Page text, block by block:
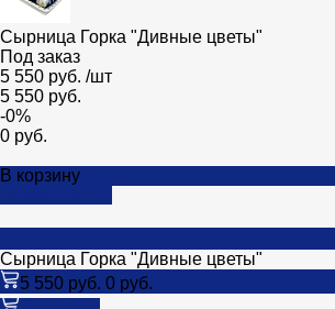
Сырница Горка "Дивные цветы"
Под заказ
5 550 руб. /шт
5 550 руб.
-0%
0 руб.
В корзину
Сырница Горка "Дивные цветы"
5 550 руб. 0 руб.